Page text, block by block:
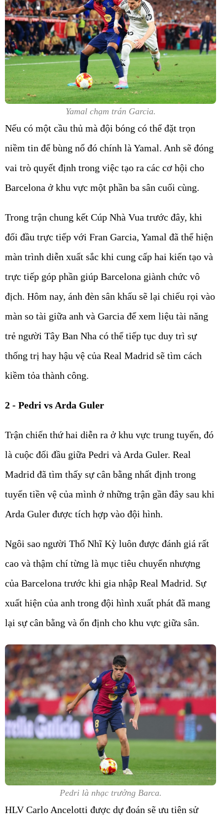
Yamal chạm trán Garcia.
Nếu có một cầu thủ mà đội bóng có thể đặt trọn
niềm tin để bùng nổ đó chính là Yamal. Anh sẽ đóng
vai trò quyết định trong việc tạo ra các cơ hội cho
Barcelona ở khu vực một phần ba sân cuối cùng.
Trong trận chung kết Cúp Nhà Vua trước đây, khi
đối đầu trực tiếp với Fran Garcia, Yamal đã thể hiện
màn trình diễn xuất sắc khi cung cấp hai kiến tạo và
trực tiếp góp phần giúp Barcelona giành chức vô
địch. Hôm nay, ánh đèn sân khấu sẽ lại chiếu rọi vào
màn so tài giữa anh và Garcia để xem liệu tài năng
trẻ người Tây Ban Nha có thể tiếp tục duy trì sự
thống trị hay hậu vệ của Real Madrid sẽ tìm cách
kiềm tỏa thành công.
2 - Pedri vs Arda Guler
Trận chiến thứ hai diễn ra ở khu vực trung tuyến, đó
là cuộc đối đầu giữa Pedri và Arda Guler. Real
Madrid đã tìm thấy sự cân bằng nhất định trong
tuyến tiền vệ của mình ở những trận gần đây sau khi
Arda Guler được tích hợp vào đội hình.
Ngôi sao người Thổ Nhĩ Kỳ luôn được đánh giá rất
cao và thậm chí từng là mục tiêu chuyển nhượng
của Barcelona trước khi gia nhập Real Madrid. Sự
xuất hiện của anh trong đội hình xuất phát đã mang
lại sự cân bằng và ổn định cho khu vực giữa sân.
Pedri là nhạc trưởng Barca.
HLV Carlo Ancelotti được dự đoán sẽ ưu tiên sử